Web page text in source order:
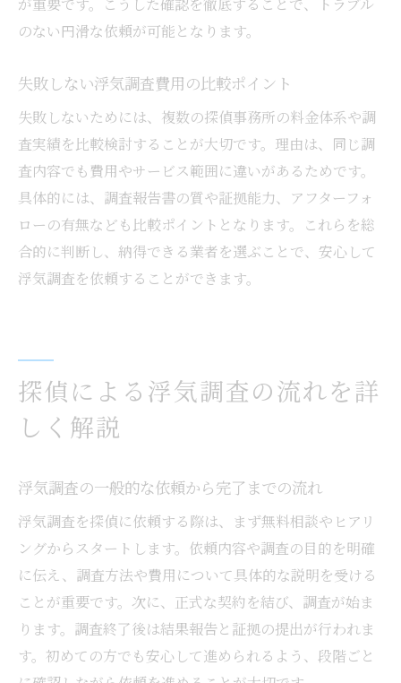
流れ
浮気調査後の精神的ケアが必要な理由
専門家と連携する浮気調査後のサポート体
浮気調査が終わった後の相談窓口の選び方
心の回復を目指す浮気調査後のフォロー方
法
のない円滑な依頼が可能となります。
失敗しない浮気調査費用の比較ポイント
失敗しないためには、複数の探偵事務所の料金体系や調
査実績を比較検討することが大切です。理由は、同じ調
査内容でも費用やサービス範囲に違いがあるためです。
具体的には、調査報告書の質や証拠能力、アフターフォ
ローの有無なども比較ポイントとなります。これらを総
合的に判断し、納得できる業者を選ぶことで、安心して
浮気調査を依頼することができます。
探偵による浮気調査の流れを詳
しく解説
浮気調査の一般的な依頼から完了までの流れ
浮気調査を探偵に依頼する際は、まず無料相談やヒアリ
ングからスタートします。依頼内容や調査の目的を明確
に伝え、調査方法や費用について具体的な説明を受ける
ことが重要です。次に、正式な契約を結び、調査が始ま
ります。調査終了後は結果報告と証拠の提出が行われま
す。初めての方でも安心して進められるよう、段階ごと